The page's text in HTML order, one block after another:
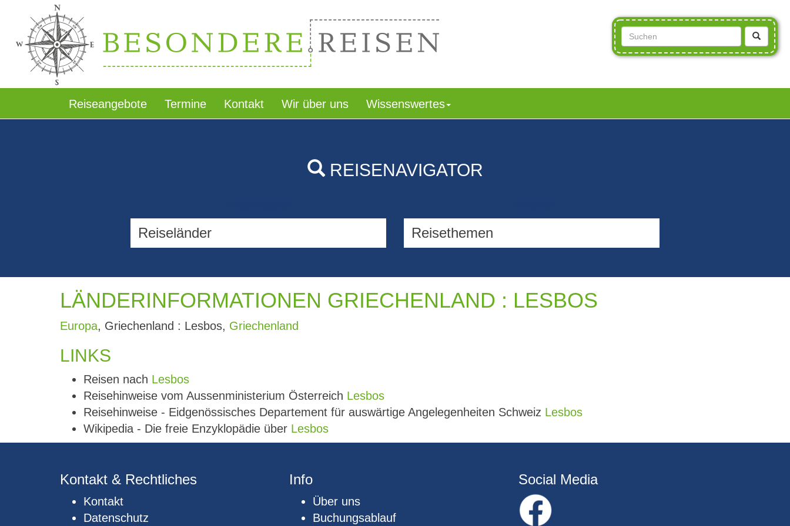
Reiseangebote Termine Kontakt Wir über uns Wissenswertes
REISENAVIGATOR
LÄNDERINFORMATIONEN GRIECHENLAND : LESBOS
Europa, Griechenland : Lesbos, Griechenland
LINKS
Reisen nach Lesbos
Reisehinweise vom Aussenministerium Österreich Lesbos
Reisehinweise - Eidgenössisches Departement für auswärtige Angelegenheiten Schweiz Lesbos
Wikipedia - Die freie Enzyklopädie über Lesbos
Kontakt & Rechtliches
Kontakt
Datenschutz
Info
Über uns
Buchungsablauf
Social Media